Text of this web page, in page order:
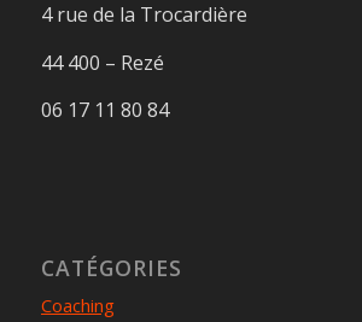
4 rue de la Trocardière
44 400 – Rezé
06 17 11 80 84
CATÉGORIES
Coaching